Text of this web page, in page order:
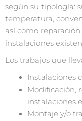
según su tipología:
temperatura,
así como
instalaciones
Los trabajos que
Instalaciones
Modificación,
instalaciones
Montaje y/o